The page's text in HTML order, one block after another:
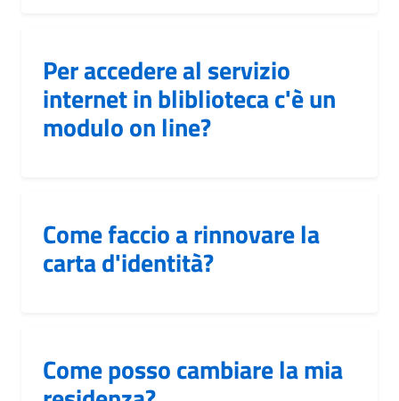
Per accedere al servizio
internet in bliblioteca c'è un
modulo on line?
Come faccio a rinnovare la
carta d'identità?
Come posso cambiare la mia